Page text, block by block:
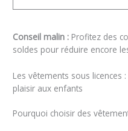
Conseil malin : Profitez des
soldes pour réduire encore
Les vêtements sous
plaisir aux enfants
Pourquoi choisir des